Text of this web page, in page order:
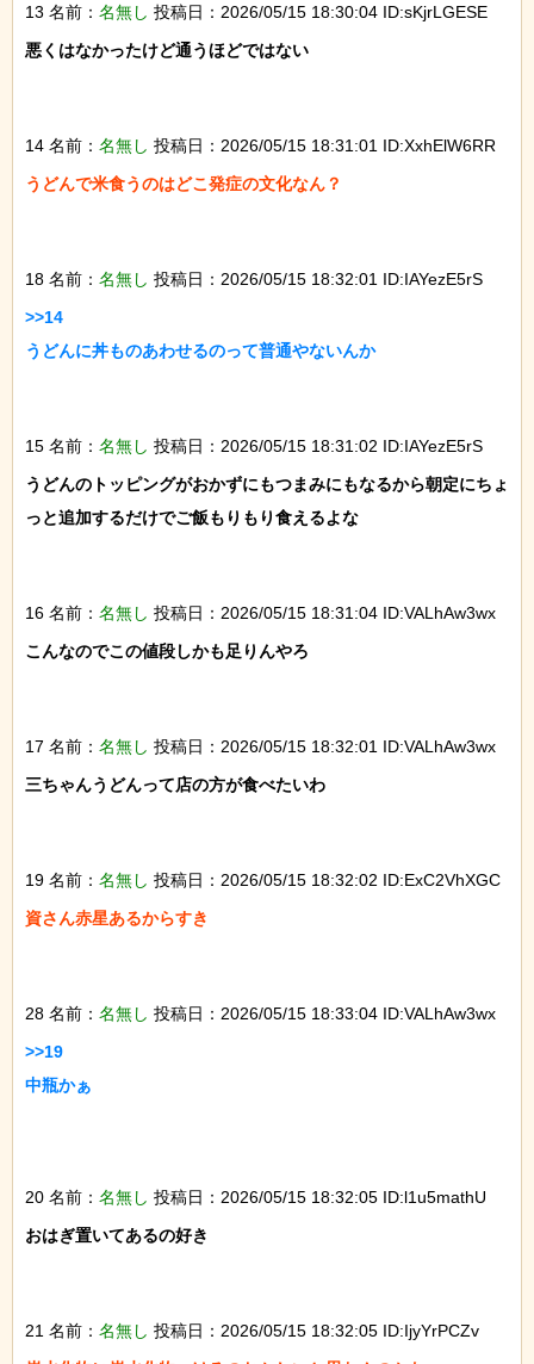
13 名前： 名無し 投稿日：2026/05/15 18:30:04 ID:sKjrLGESE
悪くはなかったけど通うほどではない
14 名前： 名無し 投稿日：2026/05/15 18:31:01 ID:XxhElW6RR
うどんで米食うのはどこ発症の文化なん？
18 名前： 名無し 投稿日：2026/05/15 18:32:01 ID:IAYezE5rS
>>14
うどんに丼ものあわせるのって普通やないんか
15 名前： 名無し 投稿日：2026/05/15 18:31:02 ID:IAYezE5rS
うどんのトッピングがおかずにもつまみにもなるから朝定にちょ
っと追加するだけでご飯もりもり食えるよな
16 名前： 名無し 投稿日：2026/05/15 18:31:04 ID:VALhAw3wx
こんなのでこの値段しかも足りんやろ
17 名前： 名無し 投稿日：2026/05/15 18:32:01 ID:VALhAw3wx
三ちゃんうどんって店の方が食べたいわ
19 名前： 名無し 投稿日：2026/05/15 18:32:02 ID:ExC2VhXGC
資さん赤星あるからすき
28 名前： 名無し 投稿日：2026/05/15 18:33:04 ID:VALhAw3wx
>>19
中瓶かぁ
20 名前： 名無し 投稿日：2026/05/15 18:32:05 ID:l1u5mathU
おはぎ置いてあるの好き
21 名前： 名無し 投稿日：2026/05/15 18:32:05 ID:IjyYrPCZv